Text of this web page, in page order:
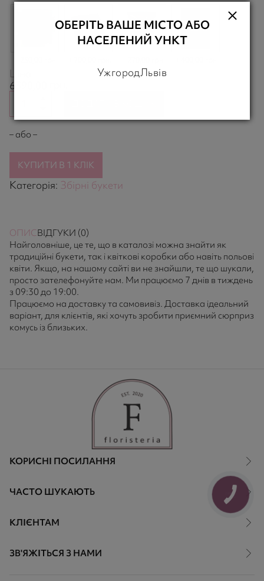
Ціна
6390,00
– або –
КУПИТИ В 1 КЛІК
Категорія: Збірні букети
ОПИСВІДГУКИ (0)
Найголовніше, це те, що в каталозі можна знайти як
традиційні букети, так і квіткові коробки або навіть польові
квіти. Якщо, на нашому сайті ви не знайшли, те що шукали,
просто зателефонуйте нам. Ми працюємо 7 днів в тиждень
з 09:30 до 19:00.
Працюємо на доставку та самовивіз. Доставка ідеальний
варіант, для клієнтів, які хочуть зробити приємний сюрприз
комусь із близьких.
КОРИСНІ ПОСИЛАННЯ
ЧАСТО ШУКАЮТЬ
КЛІЄНТАМ
ЗВ'ЯЖІТЬСЯ З НАМИ
ОБЕРІТЬ ВАШЕ МІСТО АБО
НАСЕЛЕНИЙ УНКТ
УжгородЛьвів
КНОПКА
ЗВ'ЯЗКУ